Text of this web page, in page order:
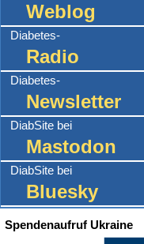
Weblog
Diabetes-
Radio
Diabetes-
Newsletter
DiabSite bei
Mastodon
DiabSite bei
Bluesky
Spendenaufruf Ukraine